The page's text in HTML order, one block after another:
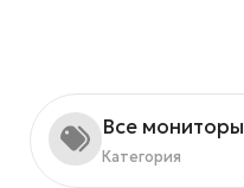
Все мониторы
Категория